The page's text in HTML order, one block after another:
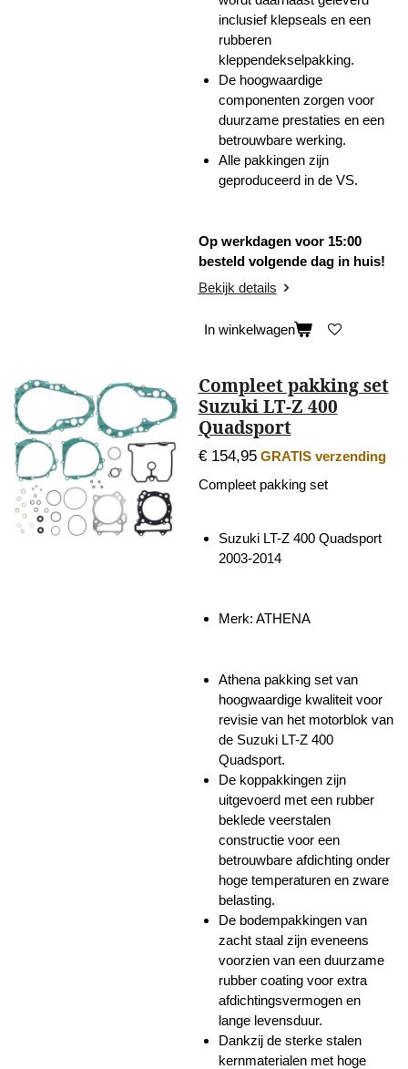
inclusief klepseals en een
rubberen
kleppendekselpakking.
De hoogwaardige
componenten zorgen voor
duurzame prestaties en een
betrouwbare werking.
Alle pakkingen zijn
geproduceerd in de VS.
Op werkdagen voor 15:00
besteld volgende dag in huis!
Bekijk details
In winkelwagen
Compleet pakking set
Suzuki LT-Z 400
Quadsport
€ 154,95 GRATIS verzending
Compleet pakking set
Suzuki LT-Z 400 Quadsport
2003-2014
Merk: ATHENA
Athena pakking set van
hoogwaardige kwaliteit voor
revisie van het motorblok van
de Suzuki LT-Z 400
Quadsport.
De koppakkingen zijn
uitgevoerd met een rubber
beklede veerstalen
constructie voor een
betrouwbare afdichting onder
hoge temperaturen en zware
belasting.
De bodempakkingen van
zacht staal zijn eveneens
voorzien van een duurzame
rubber coating voor extra
afdichtingsvermogen en
lange levensduur.
Dankzij de sterke stalen
kernmaterialen met hoge